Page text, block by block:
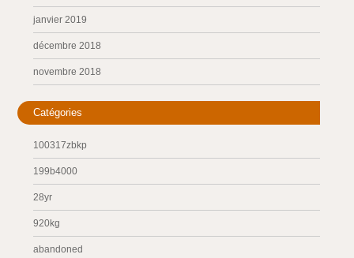
janvier 2019
décembre 2018
novembre 2018
Catégories
100317zbkp
199b4000
28yr
920kg
abandoned